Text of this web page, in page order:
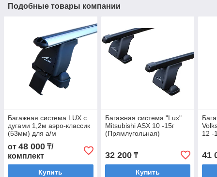
Подобные товары компании
Багажная система LUX с
дугами 1,2м аэро-классик
(53мм) для а/м
Volkswagen Golf VII
Hatchback 5d 2012-... г.в.
от 48 000 ₸/
комплект
Купить
Багажная система "Lux"
Mitsubishi ASX 10 -15г
(Прямлугольная)
32 200₸
Купить
12 -
41